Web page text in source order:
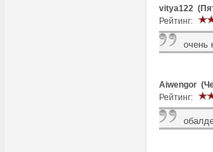
vitya122
Рейтинг:
очень
Aiwengor
Рейтинг: